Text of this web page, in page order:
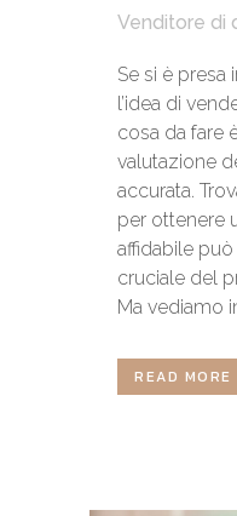
Venditore di
Se si è presa
l’idea di
cosa da fare
valutazione
accurata.
per ottenere
affidabile
cruciale del
Ma vediamo
READ MORE